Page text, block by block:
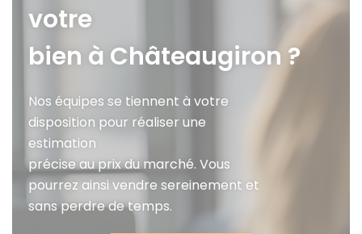
votre
bien à Châteaugiron ?
Nos équipes se tiennent à votre
disposition pour réaliser une
estimation
précise au prix du marché. Vous
pourrez ainsi vendre sereinement et
sans perdre de temps.